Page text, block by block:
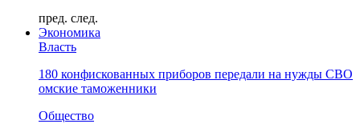
пред. след.
Экономика
Власть
180 конфискованных приборов передали на нужды СВО
омские таможенники
Общество